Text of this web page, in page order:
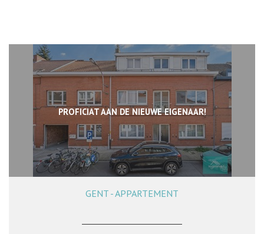
PROFICIAT AAN DE NIEUWE EIGENAAR!
70 m² 2 1
GENT - APPARTEMENT